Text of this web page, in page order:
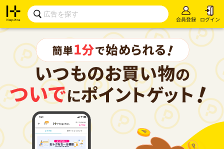
会員登録 ログイン